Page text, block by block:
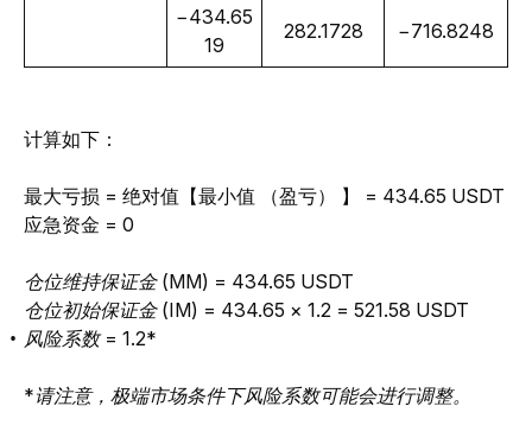
−434.65
19
282.1728 −716.8248
计算如下：
最大亏损 = 绝对值【最小值 （盈亏） 】 = 434.65 USDT
应急资金 = 0
仓位维持保证金 (MM) = 434.65 USDT
仓位初始保证金 (IM) = 434.65 × 1.2 = 521.58 USDT
风险系数 = 1.2*
*请注意，极端市场条件下风险系数可能会进行调整。